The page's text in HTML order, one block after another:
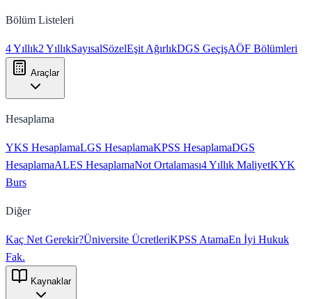
Bölüm Listeleri
4 Yıllık2 YıllıkSayısalSözelEşit AğırlıkDGS GeçişAÖF Bölümleri
Araçlar
Hesaplama
YKS HesaplamaLGS HesaplamaKPSS HesaplamaDGS
HesaplamaALES HesaplamaNot Ortalaması4 Yıllık MaliyetKYK
Burs
Diğer
Kaç Net Gerekir?Üniversite ÜcretleriKPSS AtamaEn İyi Hukuk
Fak.
Kaynaklar